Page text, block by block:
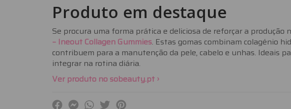
Produto em destaque
Se procura uma forma prática e deliciosa de reforçar a produção
– Ineout Collagen Gummies. Estas gomas combinam colagénio
contribuem para a manutenção da pele, cabelo e unhas. Ideais
integrar na rotina diária.
Ver produto no sobeauty.pt ›